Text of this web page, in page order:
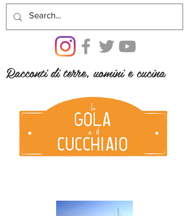
Racconti di terre, uomini e cucina